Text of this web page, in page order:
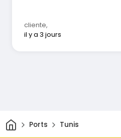
cliente,
il y a 3 jours
Maison
Ports Tunis